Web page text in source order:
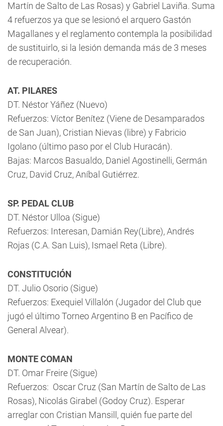
Martín de Salto de Las Rosas) y Gabriel Laviña. Suma
4 refuerzos ya que se lesionó el arquero Gastón
Magallanes y el reglamento contempla la posibilidad
de sustituirlo, si la lesión demanda más de 3 meses
de recuperación.
AT. PILARES
DT. Néstor Yáñez (Nuevo)
Refuerzos: Víctor Benítez (Viene de Desamparados
de San Juan), Cristian Nievas (libre) y Fabricio
Igolano (último paso por el Club Huracán).
Bajas: Marcos Basualdo, Daniel Agostinelli, Germán
Cruz, David Cruz, Aníbal Gutiérrez.
SP. PEDAL CLUB
DT. Néstor Ulloa (Sigue)
Refuerzos: Interesan, Damián Rey(Libre), Andrés
Rojas (C.A. San Luis), Ismael Reta (Libre).
CONSTITUCIÓN
DT. Julio Osorio (Sigue)
Refuerzos: Exequiel Villalón (Jugador del Club que
jugó el último Torneo Argentino B en Pacífico de
General Alvear).
MONTE COMAN
DT. Omar Freire (Sigue)
Refuerzos: Oscar Cruz (San Martín de Salto de Las
Rosas), Nicolás Girabel (Godoy Cruz). Esperar
arreglar con Cristian Mansill, quién fue parte del